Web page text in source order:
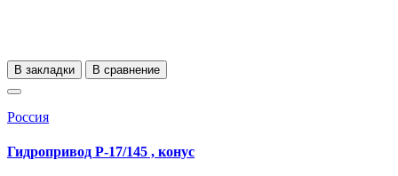
В закладки В сравнение
Россия
Гидропривод Р-17/145 , конус